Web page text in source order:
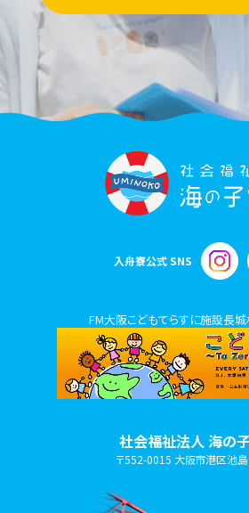
入舟寮公式 SNS
FM大阪こどもてらすに施設長
社会福祉法人 海の
〒552-0015 大阪市港区池